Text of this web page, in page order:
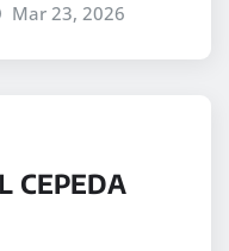
Mar 23, 2026
CEPEDA